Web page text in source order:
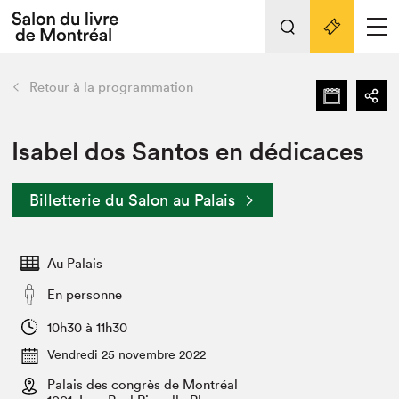
Espace médias
Espace exposant⋅e⋅s
Tout sur l'édition 2022
Actualités
Vidéos et Balados
Club de lecture Braindate
retour Nos activités
Édition 2022
Nous connaître
Projets partenaires 2022
Archives
Liens pratiques
Retour à la programmation
Isabel dos Santos en dédicaces
Billetterie du Salon au Palais
Au Palais
En personne
10h30 à 11h30
Vendredi 25 novembre 2022
Palais des congrès de Montréal